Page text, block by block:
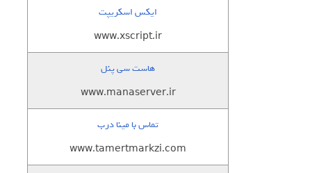
ایکس اسکریپت
www.xscript.ir
هاست سی پنل
www.manaserver.ir
تماس با مینا درب
www.tamertmarkzi.com